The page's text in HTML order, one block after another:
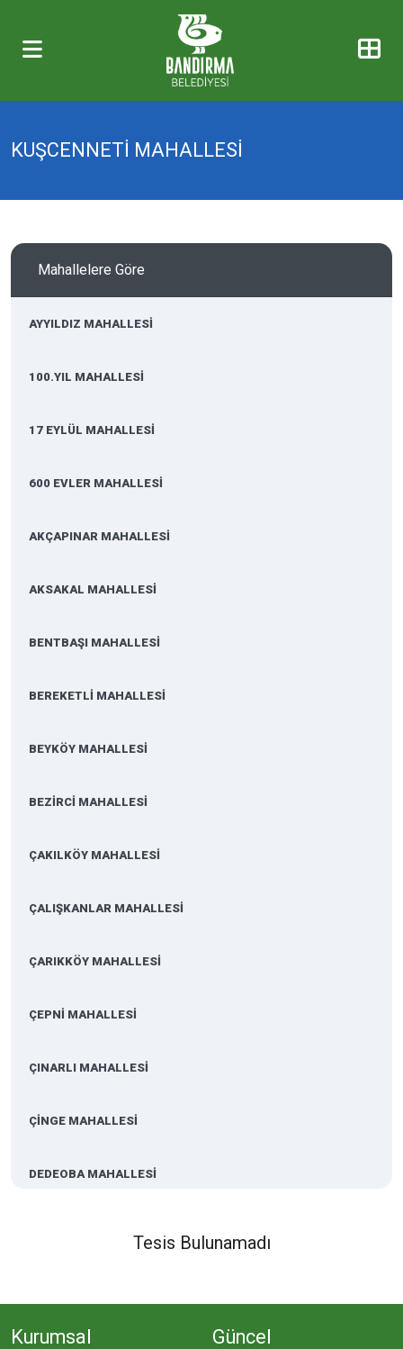
KUŞCENNETİ MAHALLESİ
Mahallelere Göre
AYYILDIZ MAHALLESİ
100.YIL MAHALLESİ
17 EYLÜL MAHALLESİ
600 EVLER MAHALLESİ
AKÇAPINAR MAHALLESİ
AKSAKAL MAHALLESİ
BENTBAŞI MAHALLESİ
BEREKETLİ MAHALLESİ
BEYKÖY MAHALLESİ
BEZİRCİ MAHALLESİ
ÇAKILKÖY MAHALLESİ
ÇALIŞKANLAR MAHALLESİ
ÇARIKKÖY MAHALLESİ
ÇEPNİ MAHALLESİ
ÇINARLI MAHALLESİ
ÇİNGE MAHALLESİ
DEDEOBA MAHALLESİ
DOĞANPINAR MAHALLESİ
Tesis Bulunamadı
Kurumsal Güncel